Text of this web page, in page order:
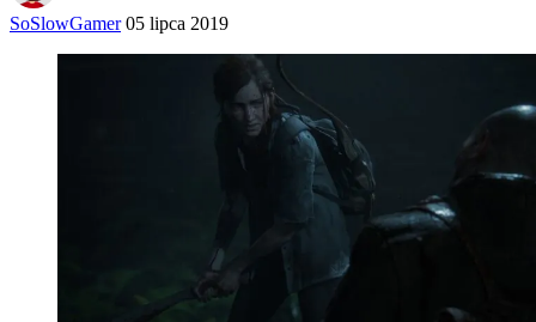
SoSlowGamer 05 lipca 2019